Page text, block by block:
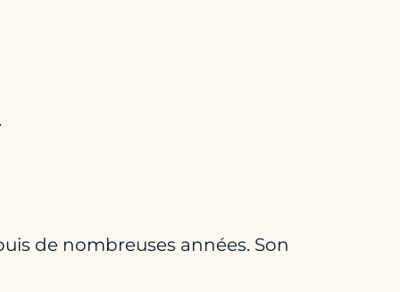
de nombreuses années. Son